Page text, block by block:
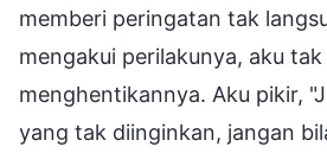
memberi peringatan tak
mengakui perilakunya, aku
menghentikannya. Aku pikir,
yang tak diinginkan, jangan